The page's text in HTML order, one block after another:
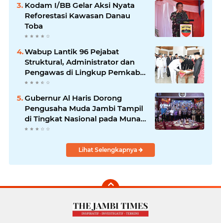
Kodam I/BB Gelar Aksi Nyata
Reforestasi Kawasan Danau
Toba
Wabup Lantik 96 Pejabat
Struktural, Administrator dan
Pengawas di Lingkup Pemkab
Tanjabtim
Gubernur Al Haris Dorong
Pengusaha Muda Jambi Tampil
di Tingkat Nasional pada Munas
HIPMI ke-18
Lihat Selengkapnya